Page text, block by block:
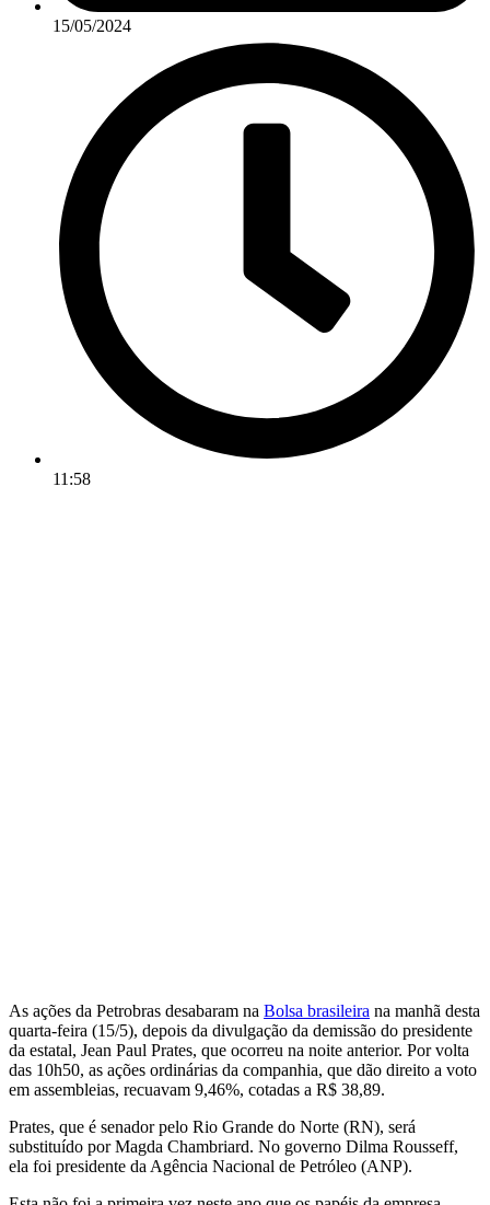
15/05/2024
11:58
As ações da Petrobras desabaram na Bolsa brasileira na manhã desta
quarta-feira (15/5), depois da divulgação da demissão do presidente
da estatal, Jean Paul Prates, que ocorreu na noite anterior. Por volta
das 10h50, as ações ordinárias da companhia, que dão direito a voto
em assembleias, recuavam 9,46%, cotadas a R$ 38,89.
Prates, que é senador pelo Rio Grande do Norte (RN), será
substituído por Magda Chambriard. No governo Dilma Rousseff,
ela foi presidente da Agência Nacional de Petróleo (ANP).